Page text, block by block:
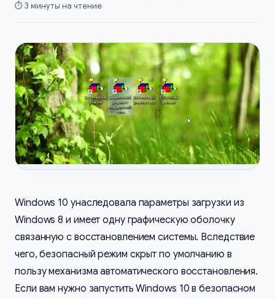
⏱️ 3 минуты на чтение
Windows 10 унаследовала параметры загрузки из
Windows 8 и имеет одну графическую оболочку
связанную с восстановлением системы. Вследствие
чего, безопасный режим скрыт по умолчанию в
пользу механизма автоматического восстановления.
Если вам нужно запустить Windows 10 в безопасном